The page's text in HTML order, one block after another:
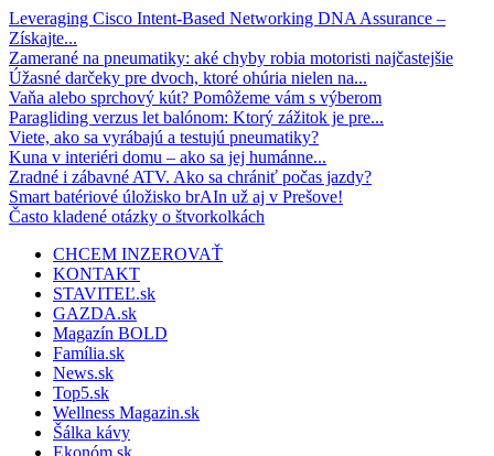
Leveraging Cisco Intent-Based Networking DNA Assurance –
Získajte...
Zamerané na pneumatiky: aké chyby robia motoristi najčastejšie
Úžasné darčeky pre dvoch, ktoré ohúria nielen na...
Vaňa alebo sprchový kút? Pomôžeme vám s výberom
Paragliding verzus let balónom: Ktorý zážitok je pre...
Viete, ako sa vyrábajú a testujú pneumatiky?
Kuna v interiéri domu – ako sa jej humánne...
Zradné i zábavné ATV. Ako sa chrániť počas jazdy?
Smart batériové úložisko brAIn už aj v Prešove!
Často kladené otázky o štvorkolkách
CHCEM INZEROVAŤ
KONTAKT
STAVITEĽ.sk
GAZDA.sk
Magazín BOLD
Família.sk
News.sk
Top5.sk
Wellness Magazin.sk
Šálka kávy
Ekonóm.sk